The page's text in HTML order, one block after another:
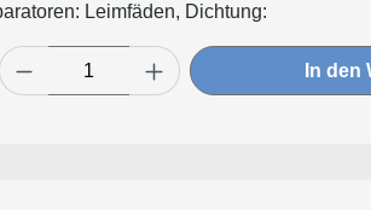
Leimfäden, Dichtung:
In den